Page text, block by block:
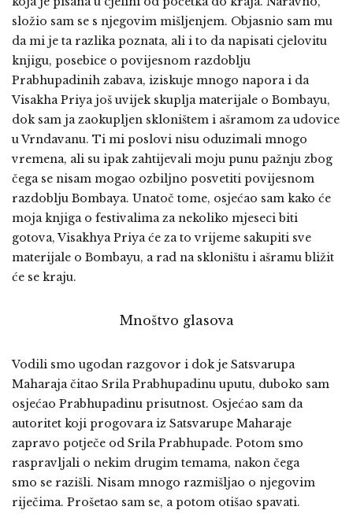
složio sam se s njegovim mišljenjem. Objasnio sam mu
da mi je ta razlika poznata, ali i to da napisati cjelovitu
knjigu, posebice o povijesnom razdoblju
Prabhupadinih zabava, iziskuje mnogo napora i da
Visakha Priya još uvijek skuplja materijale o Bombayu,
dok sam ja zaokupljen skloništem i ašramom za udovice
u Vrndavanu. Ti mi poslovi nisu oduzimali mnogo
vremena, ali su ipak zahtijevali moju punu pažnju zbog
čega se nisam mogao ozbiljno posvetiti povijesnom
razdoblju Bombaya. Unatoč tome, osjećao sam kako će
moja knjiga o festivalima za nekoliko mjeseci biti
gotova, Visakhya Priya će za to vrijeme sakupiti sve
materijale o Bombayu, a rad na skloništu i ašramu bližit
će se kraju.
Mnoštvo glasova
Vodili smo ugodan razgovor i dok je Satsvarupa
Maharaja čitao Srila Prabhupadinu uputu, duboko sam
osjećao Prabhupadinu prisutnost. Osjećao sam da
autoritet koji progovara iz Satsvarupe Maharaje
zapravo potječe od Srila Prabhupade. Potom smo
raspravljali o nekim drugim temama, nakon čega
smo se razišli. Nisam mnogo razmišljao o njegovim
riječima. Prošetao sam se, a potom otišao spavati.